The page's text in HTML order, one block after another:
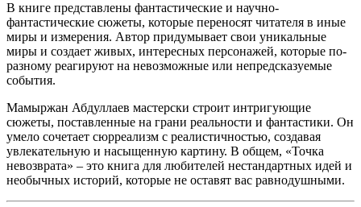
В книге представлены фантастические и научно-
фантастические сюжеты, которые переносят читателя в иные
миры и измерения. Автор придумывает свои уникальные
миры и создает живых, интересных персонажей, которые по-
разному реагируют на невозможные или непредсказуемые
события.
Мамыржан Абдуллаев мастерски строит интригующие
сюжеты, поставленные на грани реальности и фантастики. Он
умело сочетает сюрреализм с реалистичностью, создавая
увлекательную и насыщенную картину. В общем, «Точка
невозврата» – это книга для любителей нестандартных идей и
необычных историй, которые не оставят вас равнодушными.